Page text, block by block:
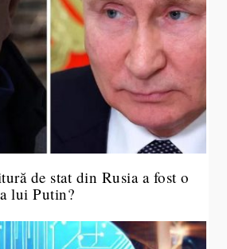
de stat din Rusia a fost o
lui Putin?